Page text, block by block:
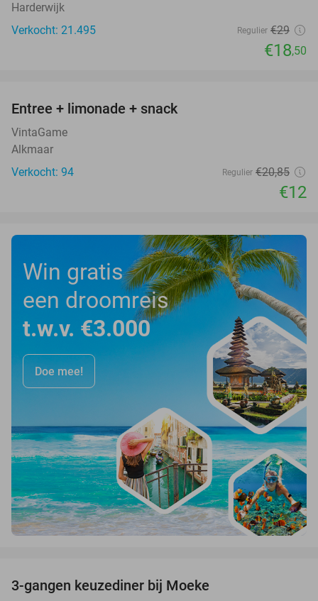
Harderwijk
Verkocht: 21.495
Regulier €29
€18,50
Entree + limonade + snack
VintaGame
Alkmaar
Verkocht: 94
Regulier €20,85
€12
Win gratis
een droomreis
t.w.v. €3.000
Doe mee!
3-gangen keuzediner bij Moeke